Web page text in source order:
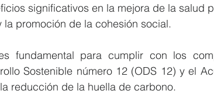
significativos en la mejora de la salud
promoción de la cohesión social.
fundamental para cumplir con los
Sostenible número 12 (ODS 12) y el
reducción de la huella de carbono.